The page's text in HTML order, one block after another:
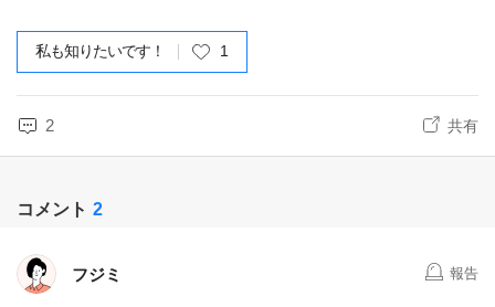
私も知りたいです！ 1
2 共有
コメント 2
フジミ 報告